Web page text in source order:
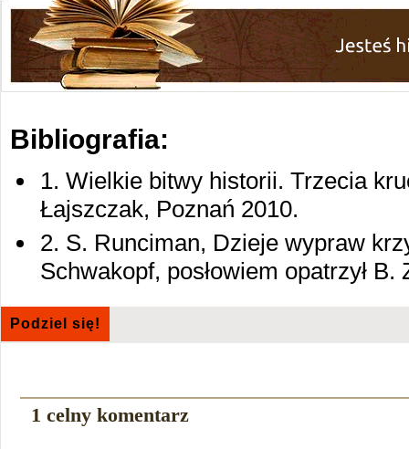
Bibliografia:
1. Wielkie bitwy historii. Trzecia
Łajszczak, Poznań 2010.
2. S. Runciman, Dzieje wypraw
Schwakopf, posłowiem opatrzył
Podziel się!
1 celny komentarz